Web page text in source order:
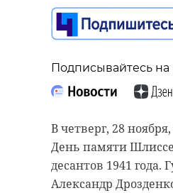
Подписывайтесь на
В четверг, 28
День памяти
десантов 1941 года.
Александр